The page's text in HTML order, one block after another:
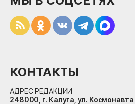
КОНТАКТЫ
АДРЕС РЕДАКЦИИ
248000, г. Калуга, ул.